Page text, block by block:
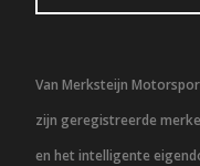
Van Merksteijn
zijn geregistreerde
en het intelligente